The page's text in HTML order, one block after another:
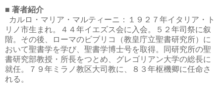
■ 著者紹介
カルロ・マリア・マルティーニ：１９２７年イタリア・ト
リノ市生まれ。４４年イエズス会に入会。５２年司祭に叙
階。その後、ローマのビブリコ（教皇庁立聖書研究所）に
おいて聖書学を学び、聖書学博士号を取得。同研究所の聖
書研究部教授・所長をつとめ、グレゴリアン大学の総長に
就任。７９年ミラノ教区大司教に、８３年枢機卿に任命さ
れる。